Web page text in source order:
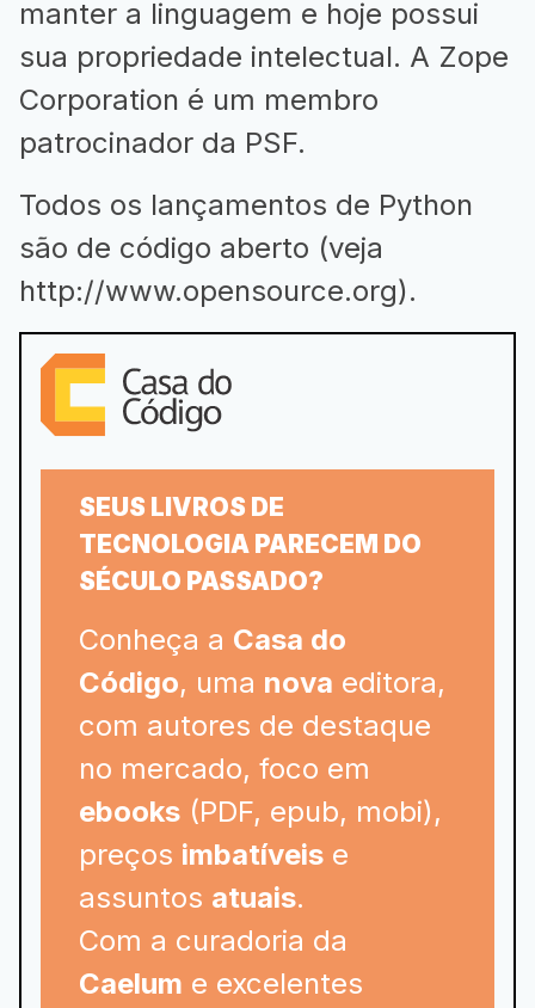
manter a linguagem e hoje possui
sua propriedade intelectual. A Zope
Corporation é um membro
patrocinador da PSF.
Todos os lançamentos de Python
são de código aberto (veja
http://www.opensource.org).
SEUS LIVROS DE
TECNOLOGIA PARECEM DO
SÉCULO PASSADO?
Conheça a Casa do
Código, uma nova editora,
com autores de destaque
no mercado, foco em
ebooks (PDF, epub, mobi),
preços imbatíveis e
assuntos atuais.
Com a curadoria da
Caelum e excelentes